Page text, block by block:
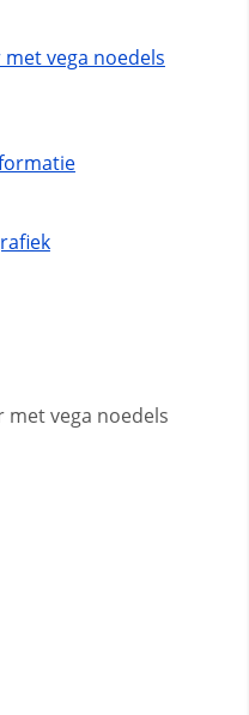
vega noedels
met vega noedels